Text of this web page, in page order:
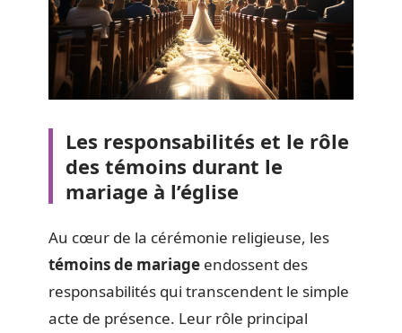
Les responsabilités et le rôle
des témoins durant le
mariage à l’église
Au cœur de la cérémonie religieuse, les
témoins de mariage endossent des
responsabilités qui transcendent le simple
acte de présence. Leur rôle principal